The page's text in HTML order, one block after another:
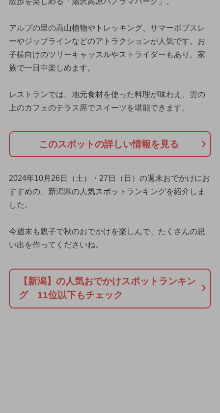
アルプの里の高山植物やトレッキング、サマーボブスレ
ーやジップラインなどのアトラクションが人気です。お
子様向けのツリーキャッスルやストライダーもあり、家
族で一日中楽しめます。
レストランでは、地元食材を使った料理が味わえ、雲の
上のカフェのテラス席でスイーツを堪能できます。
このスポットの詳しい情報を見る
2024年10月26日（土）・27日（日）の週末おでかけにお
すすめの、新潟県の人気スポットランキングを紹介しま
した。
今週末も親子で秋のおでかけを楽しんで、たくさんの思
い出を作ってくださいね。
【新潟】の人気おでかけスポットランキン
グ 11位以下もチェック